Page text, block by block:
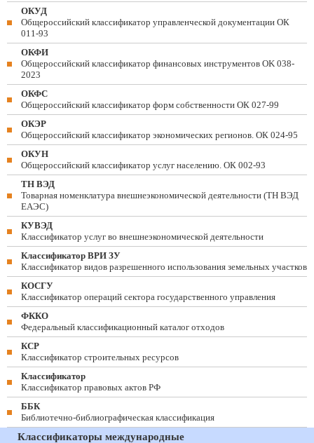
ОКУД
Общероссийский классификатор управленческой документации ОК
011-93
ОКФИ
Общероссийский классификатор финансовых инструментов OK 038-
2023
ОКФС
Общероссийский классификатор форм собственности ОК 027-99
ОКЭР
Общероссийский классификатор экономических регионов. ОК 024-95
ОКУН
Общероссийский классификатор услуг населению. ОК 002-93
ТН ВЭД
Товарная номенклатура внешнеэкономической деятельности (ТН ВЭД
ЕАЭС)
КУВЭД
Классификатор услуг во внешнеэкономической деятельности
Классификатор ВРИ ЗУ
Классификатор видов разрешенного использования земельных участков
КОСГУ
Классификатор операций сектора государственного управления
ФККО
Федеральный классификационный каталог отходов
КСР
Классификатор строительных ресурсов
Классификатор
Классификатор правовых актов РФ
ББК
Библиотечно-библиографическая классификация
Классификаторы международные